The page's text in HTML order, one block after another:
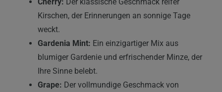
Cherry: Der klassische Geschmack reifer
Kirschen, der Erinnerungen an sonnige Tage
weckt.
Gardenia Mint: Ein einzigartiger Mix aus
blumiger Gardenie und erfrischender Minze, der
Ihre Sinne belebt.
Grape: Der vollmundige Geschmack von